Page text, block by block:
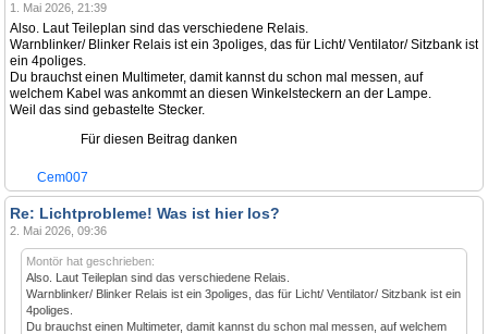
1. Mai 2026, 21:39
Also. Laut Teileplan sind das verschiedene Relais.
Warnblinker/ Blinker Relais ist ein 3poliges, das für Licht/ Ventilator/ Sitzbank ist
ein 4poliges.
Du brauchst einen Multimeter, damit kannst du schon mal messen, auf
welchem Kabel was ankommt an diesen Winkelsteckern an der Lampe.
Weil das sind gebastelte Stecker.
Für diesen Beitrag danken
Cem007
Re: Lichtprobleme! Was ist hier los?
2. Mai 2026, 09:36
Montör hat geschrieben:
Also. Laut Teileplan sind das verschiedene Relais.
Warnblinker/ Blinker Relais ist ein 3poliges, das für Licht/ Ventilator/ Sitzbank ist ein
4poliges.
Du brauchst einen Multimeter, damit kannst du schon mal messen, auf welchem